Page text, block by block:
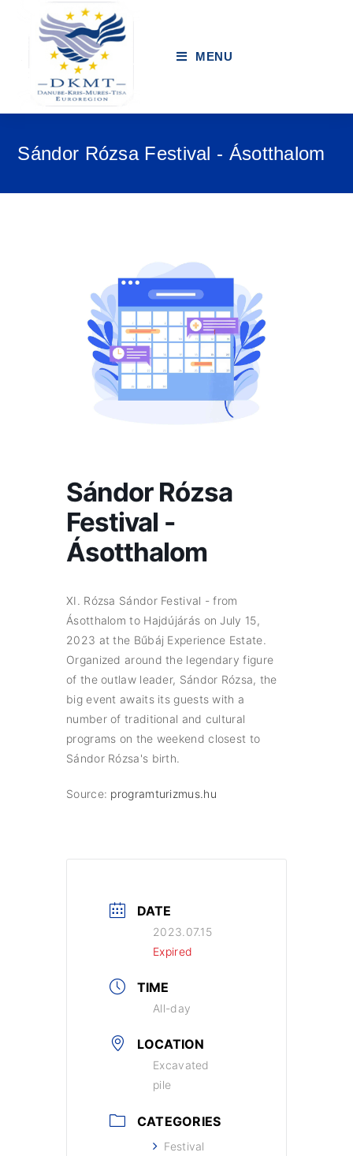
MENU
Sándor Rózsa Festival - Ásotthalom
Sándor Rózsa
Festival -
Ásotthalom
XI. Rózsa Sándor Festival - from
Ásotthalom to Hajdújárás on July 15,
2023 at the Bűbáj Experience Estate.
Organized around the legendary figure
of the outlaw leader, Sándor Rózsa, the
big event awaits its guests with a
number of traditional and cultural
programs on the weekend closest to
Sándor Rózsa's birth.
Source: programturizmus.hu
DATE
2023.07.15
Expired
TIME
All-day
LOCATION
Excavated
pile
CATEGORIES
Festival